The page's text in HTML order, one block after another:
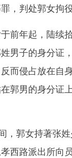
，判处郭女拘
前年起，陆续
男子的身分证
而侵占放在自
郭男的身分证
，郭女持著张
西路派出所向